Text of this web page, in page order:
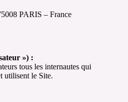
PARIS – France
») :
tous les internautes qui
utilisent le Site.